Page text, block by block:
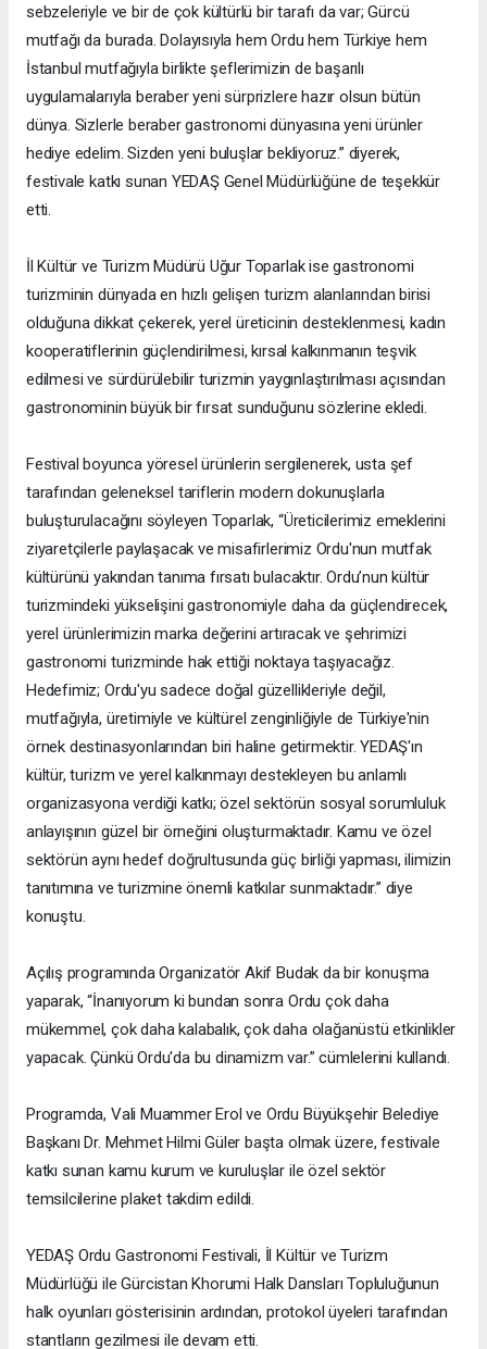
sebzeleriyle ve bir de çok kültürlü bir tarafı da var; Gürcü
mutfağı da burada. Dolayısıyla hem Ordu hem Türkiye hem
İstanbul mutfağıyla birlikte şeflerimizin de başarılı
uygulamalarıyla beraber yeni sürprizlere hazır olsun bütün
dünya. Sizlerle beraber gastronomi dünyasına yeni ürünler
hediye edelim. Sizden yeni buluşlar bekliyoruz.” diyerek,
festivale katkı sunan YEDAŞ Genel Müdürlüğüne de teşekkür
etti.
İl Kültür ve Turizm Müdürü Uğur Toparlak ise gastronomi
turizminin dünyada en hızlı gelişen turizm alanlarından birisi
olduğuna dikkat çekerek, yerel üreticinin desteklenmesi, kadın
kooperatiflerinin güçlendirilmesi, kırsal kalkınmanın teşvik
edilmesi ve sürdürülebilir turizmin yaygınlaştırılması açısından
gastronominin büyük bir fırsat sunduğunu sözlerine ekledi.
Festival boyunca yöresel ürünlerin sergilenerek, usta şef
tarafından geleneksel tariflerin modern dokunuşlarla
buluşturulacağını söyleyen Toparlak, “Üreticilerimiz emeklerini
ziyaretçilerle paylaşacak ve misafirlerimiz Ordu'nun mutfak
kültürünü yakından tanıma fırsatı bulacaktır. Ordu’nun kültür
turizmindeki yükselişini gastronomiyle daha da güçlendirecek,
yerel ürünlerimizin marka değerini artıracak ve şehrimizi
gastronomi turizminde hak ettiği noktaya taşıyacağız.
Hedefimiz; Ordu'yu sadece doğal güzellikleriyle değil,
mutfağıyla, üretimiyle ve kültürel zenginliğiyle de Türkiye'nin
örnek destinasyonlarından biri haline getirmektir. YEDAŞ'ın
kültür, turizm ve yerel kalkınmayı destekleyen bu anlamlı
organizasyona verdiği katkı; özel sektörün sosyal sorumluluk
anlayışının güzel bir örneğini oluşturmaktadır. Kamu ve özel
sektörün aynı hedef doğrultusunda güç birliği yapması, ilimizin
tanıtımına ve turizmine önemli katkılar sunmaktadır.” diye
konuştu.
Açılış programında Organizatör Akif Budak da bir konuşma
yaparak, “İnanıyorum ki bundan sonra Ordu çok daha
mükemmel, çok daha kalabalık, çok daha olağanüstü etkinlikler
yapacak. Çünkü Ordu'da bu dinamizm var.” cümlelerini kullandı.
Programda, Vali Muammer Erol ve Ordu Büyükşehir Belediye
Başkanı Dr. Mehmet Hilmi Güler başta olmak üzere, festivale
katkı sunan kamu kurum ve kuruluşlar ile özel sektör
temsilcilerine plaket takdim edildi.
YEDAŞ Ordu Gastronomi Festivali, İl Kültür ve Turizm
Müdürlüğü ile Gürcistan Khorumi Halk Dansları Topluluğunun
halk oyunları gösterisinin ardından, protokol üyeleri tarafından
stantların gezilmesi ile devam etti.